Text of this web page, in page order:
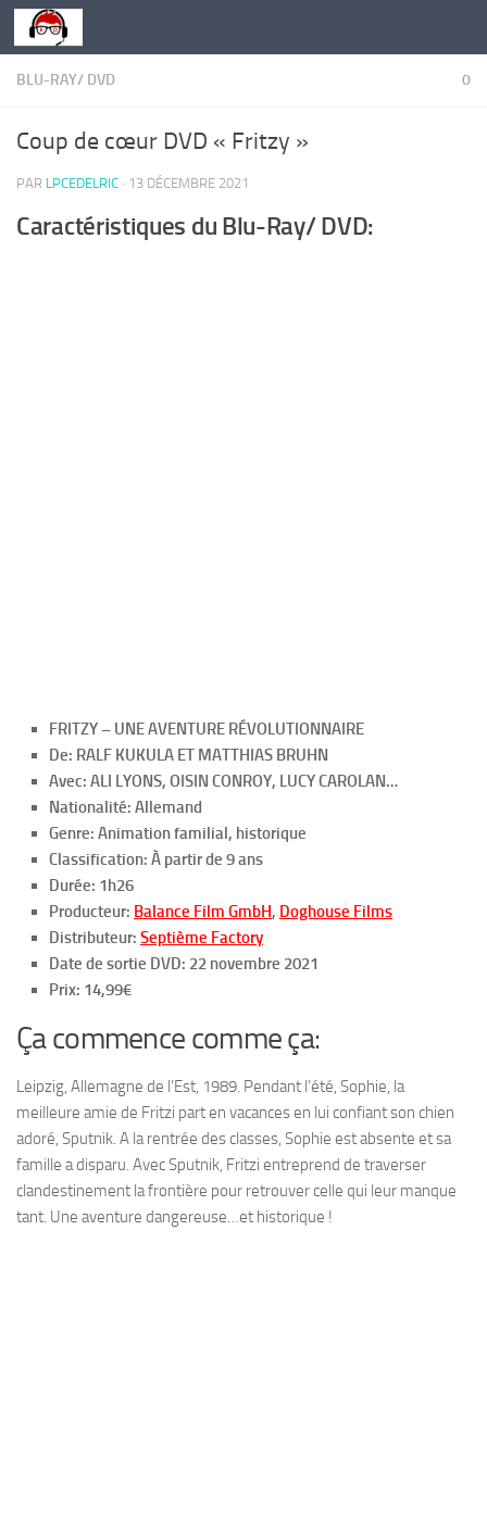
Skip to content
BLU-RAY/ DVD 0
Coup de cœur DVD « Fritzy »
PAR LPCEDELRIC · 13 DÉCEMBRE 2021
Caractéristiques du Blu-Ray/ DVD:
FRITZY – UNE AVENTURE RÉVOLUTIONNAIRE
De: RALF KUKULA ET MATTHIAS BRUHN
Avec: ALI LYONS, OISIN CONROY, LUCY CAROLAN…
Nationalité: Allemand
Genre: Animation familial, historique
Classification: À partir de 9 ans
Durée: 1h26
Producteur: Balance Film GmbH, Doghouse Films
Distributeur: Septième Factory
Date de sortie DVD: 22 novembre 2021
Prix: 14,99€
Ça commence comme ça:
Leipzig, Allemagne de l’Est, 1989. Pendant l’été, Sophie, la
meilleure amie de Fritzi part en vacances en lui confiant son chien
adoré, Sputnik. A la rentrée des classes, Sophie est absente et sa
famille a disparu. AvecSputnik, Fritzi entreprend de traverser
clandestinement la frontière pour retrouver celle qui leur manque
tant. Une aventure dangereuse…et historique !